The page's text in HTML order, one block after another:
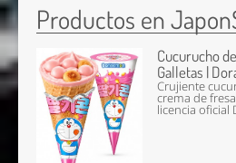
Productos en
Cucurucho
Galletas |
Crujiente
crema de
licencia oficial